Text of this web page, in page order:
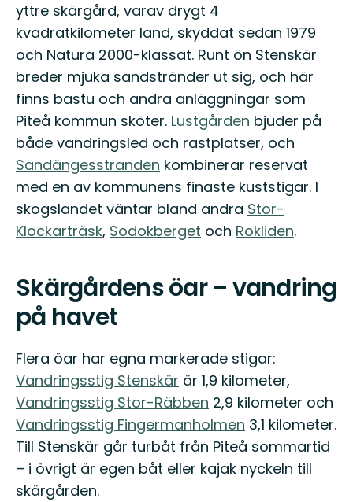
yttre skärgård, varav drygt 4
kvadratkilometer land, skyddat sedan 1979
och Natura 2000-klassat. Runt ön Stenskär
breder mjuka sandstränder ut sig, och här
finns bastu och andra anläggningar som
Piteå kommun sköter. Lustgården bjuder på
både vandringsled och rastplatser, och
Sandängesstranden kombinerar reservat
med en av kommunens finaste kuststigar. I
skogslandet väntar bland andra Stor-
Klockarträsk, Sodokberget och Rokliden.
Skärgårdens öar – vandring
på havet
Flera öar har egna markerade stigar:
Vandringsstig Stenskär är 1,9 kilometer,
Vandringsstig Stor-Räbben 2,9 kilometer och
Vandringsstig Fingermanholmen 3,1 kilometer.
Till Stenskär går turbåt från Piteå sommartid
– i övrigt är egen båt eller kajak nyckeln till
skärgården.